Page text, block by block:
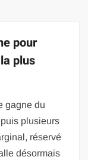
pour
plus
gagne du
plusieurs
réservé
désormais